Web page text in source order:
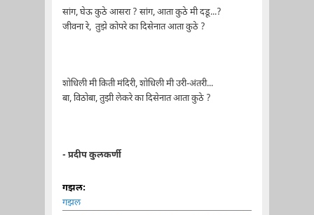
सांग, घेऊ कुठे आसरा ? सांग, आता कुठे मी दडू...?
जीवना रे, तुझे कोपरे का दिसेनात आता कुठे ?
शोधिली मी किती मंदिरी, शोधिली मी उरी-अंतरी...
बा, विठोबा, तुझी लेकरे का दिसेनात आता कुठे ?
- प्रदीप कुलकर्णी
गझल:
गझल